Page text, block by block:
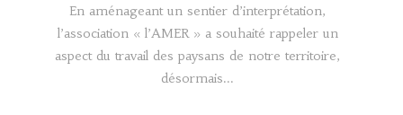
En aménageant un sentier d’interprétation,
l’association « l’AMER » a souhaité rappeler un
aspect du travail des paysans de notre territoire,
désormais...